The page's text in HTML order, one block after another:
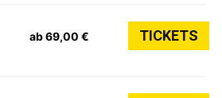
ab 69,00 € TICKETS